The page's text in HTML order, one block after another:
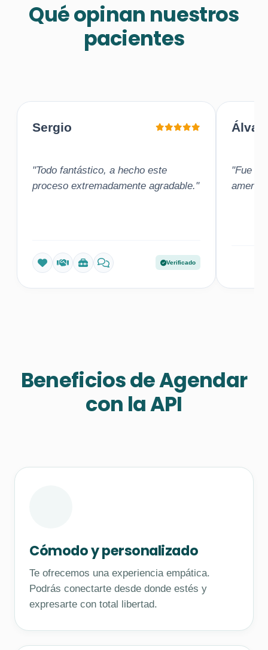
Qué opinan nuestros
pacientes
Sergio
"Todo fantástico, a hecho este
proceso extremadamente agradable."
Verificado
"Fue
amena"
Beneficios de Agendar
con la API
Cómodo y personalizado
Te ofrecemos una experiencia empática.
Podrás conectarte desde donde estés y
expresarte con total libertad.